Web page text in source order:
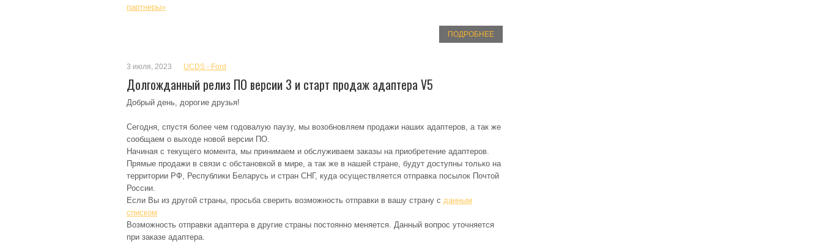
партнеры»
ПОДРОБНЕЕ
3 июля, 2023 UCDS - Ford
Долгожданный релиз ПО версии 3 и старт продаж адаптера V5
Добрый день, дорогие друзья!
Сегодня, спустя более чем годовалую паузу, мы возобновляем продажи наших адаптеров, а так же
сообщаем о выходе новой версии ПО.
Начиная с текущего момента, мы принимаем и обслуживаем заказы на приобретение адаптеров.
Прямые продажи в связи с обстановкой в мире, а так же в нашей стране, будут доступны только на
территории РФ, Республики Беларусь и стран СНГ, куда осуществляется отправка посылок Почтой
России.
Если Вы из другой страны, просьба сверить возможность отправки в вашу страну с данным
списком
Возможность отправки адаптера в другие страны постоянно меняется. Данный вопрос уточняется
при заказе адаптера.